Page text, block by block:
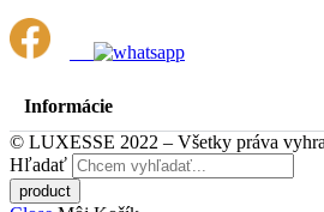
Informácie
© LUXESSE 2022 – Všetky práva
Hľadať